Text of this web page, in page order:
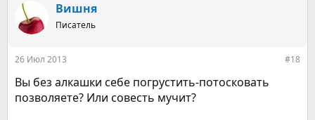
Вишня
Писатель
26 Июл 2013 #18
Вы без алкашки себе погрустить-потосковать
позволяете? Или совесть мучит?